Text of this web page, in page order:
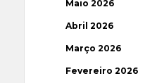
Maio 2026
Abril 2026
Março 2026
Fevereiro 2026